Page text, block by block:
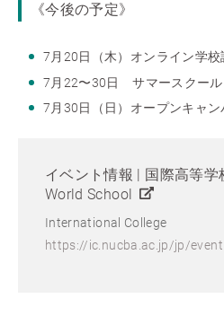
《今後の予定》
7月20日（木）オンライン学校
7月22〜30日 サマースクール
7月30日（日）オープンキャン
イベント情報 | 国際高等学
World School
International College
https://ic.nucba.ac.jp/jp/event